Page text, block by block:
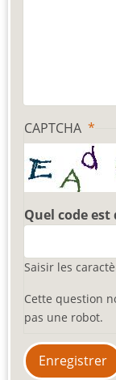
CAPTCHA
Quel code
Saisir les
Cette question
pas une robot.